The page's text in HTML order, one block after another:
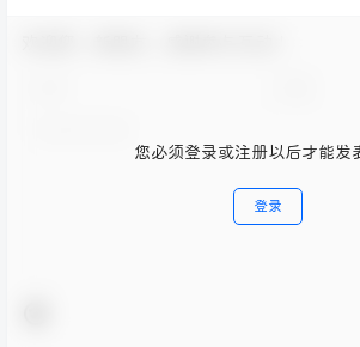
您必须登录或注册以后才能发
登录